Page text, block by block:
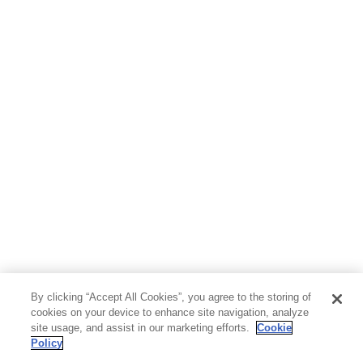
By clicking “Accept All Cookies”, you agree to the storing of
cookies on your device to enhance site navigation, analyze
site usage, and assist in our marketing efforts.
Cookie
Policy